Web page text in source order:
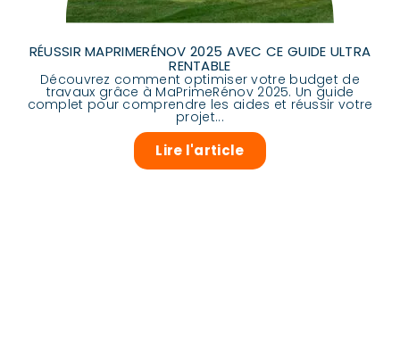
RÉUSSIR MAPRIMERÉNOV 2025 AVEC CE GUIDE ULTRA
RENTABLE
Découvrez comment optimiser votre budget de
travaux grâce à MaPrimeRénov 2025. Un guide
complet pour comprendre les aides et réussir votre
projet...
Lire l'article